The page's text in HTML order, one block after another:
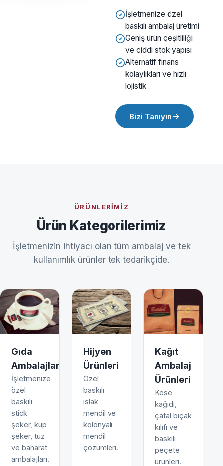
İşletmenize özel
baskılı ambalaj üretimi
Geniş ürün çeşitliliği
ve ciddi stok yapısı
Alternatif finans
kolaylıkları ve hızlı
lojistik
Bizi Tanıyın
ÜRÜNLERIMIZ
Ürün Kategorilerimiz
İşletmenizin ihtiyacı olan tüm ambalaj ve tek
kullanımlık ürünler tek tedarikçide.
Gıda
Ambalajları
İşletmenize
özel
baskılı
stick
şeker, küp
şeker, tuz
ve baharat
ambalajları.
Hijyen
Ürünleri
Özel
baskılı
ıslak
mendil ve
kolonyalı
mendil
çözümleri.
Kağıt
Ambalaj
Ürünleri
Kese
kağıdı,
çatal bıçak
kılıfı ve
baskılı
peçete
ürünleri.